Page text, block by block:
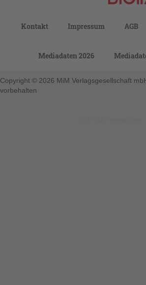
Kontakt Impressum AGB
Mediadaten 2026
Copyright © 2026 MiM Verlagsgesellschaft
vorbehalten